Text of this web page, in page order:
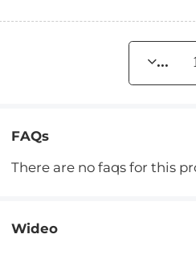
...
FAQs
There are no faqs for this
Wideo